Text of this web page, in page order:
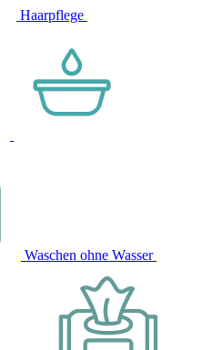
Haarpflege
Waschen ohne Wasser